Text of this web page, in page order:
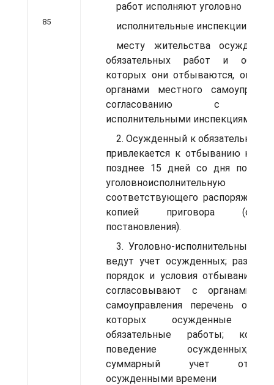
85
работ исполняют уголовно­
исполнительные инспекции по
месту жительства
обязательных работ и
которых они отбываются,
органами местного
согласованию с
исполнительными ин­спекциями.
2. Осужденный к обязательным
привлекается к отбыва­нию
позднее 15 дней со дня
уголовно­исполнительную
соот­ветствующего
копией приговора
постановления).
3. Уголовно-исполнительные
ведут учет осужденных;
порядок и условия отбывания
согласовы­вают с органами
само­управления перечень
которых осужденные
обязательные работы;
поведение осужденных;
суммарный учет
осужденными времени